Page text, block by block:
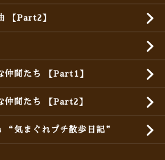
【Part2】
仲間たち 【Part1】
仲間たち 【Part2】
気まぐれプチ散歩日記”